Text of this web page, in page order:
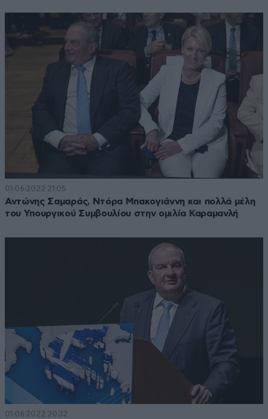
01·06·2022 21:05
Αντώνης Σαμαράς, Ντόρα Μπακογιάννη και πολλά μέλη
του Υπουργικού Συμβουλίου στην ομιλία Καραμανλή
01·06·2022 20:32